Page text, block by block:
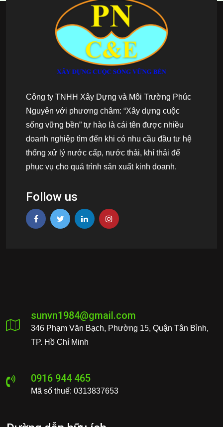
Công ty TNHH Xây Dựng và Môi Trường Phúc
Nguyên với phương châm: “Xây dựng cuộc
sống vững bền” tự hào là cái tên được nhiều
doanh nghiệp tìm đến khi có nhu cầu đầu tư hệ
thống xử lý nước cấp, nước thải, khí thải để
phục vụ cho quá trình sản xuất kinh doanh.
Follow us
sunvn1984@gmail.com
346 Phạm Văn Bạch, Phường 15, Quận Tân Bình,
TP. Hồ Chí Minh
0916 944 465
Mã số thuế: 0313837653